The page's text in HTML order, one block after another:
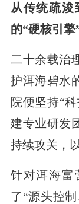
从传统疏浚
的“硬核引擎
二十余载治
护洱海碧水
院便坚持“
建专业研发
持续攻关，
针对洱海富
了“源头控